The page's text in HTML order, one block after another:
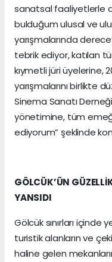
sanatsal faaliyetlerle
bulduğum ulusal ve
yarışmalarında
tebrik ediyor, katılan
kıymetli jüri üyelerine,
yarışmalarını birlikte
Sinema Sanatı
yönetimine, tüm
ediyorum” şeklinde
GÖLCÜK’ÜN
YANSIDI
Gölcük sınırları
turistik alanların ve
haline gelen